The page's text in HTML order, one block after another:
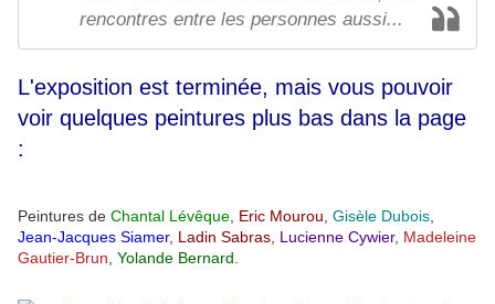
rencontres entre les personnes aussi...
L'exposition est terminée, mais vous pouvoir
voir quelques peintures plus bas dans la page
:
Peintures de Chantal Lévêque Eric Mourou Gisèle Dubois
Jean-Jacques Siamer, Ladin Sabras Lucienne Cywier, Madeleine
Gautier-Brun Yolande Bernard.